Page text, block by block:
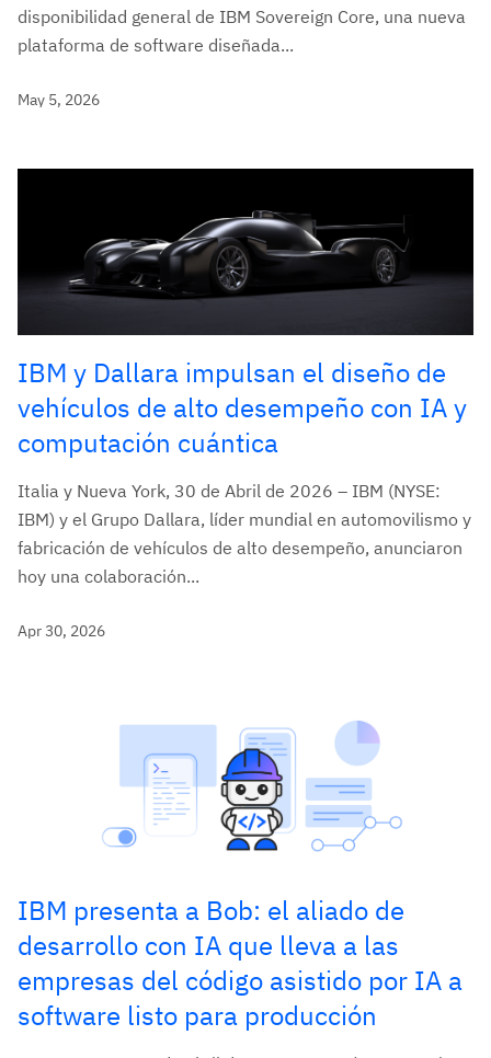
disponibilidad general de IBM Sovereign Core, una nueva
plataforma de software diseñada...
May 5, 2026
IBM y Dallara impulsan el diseño de
vehículos de alto desempeño con IA y
computación cuántica
Italia y Nueva York, 30 de Abril de 2026 – IBM (NYSE:
IBM) y el Grupo Dallara, líder mundial en automovilismo y
fabricación de vehículos de alto desempeño, anunciaron
hoy una colaboración...
Apr 30, 2026
IBM presenta a Bob: el aliado de
desarrollo con IA que lleva a las
empresas del código asistido por IA a
software listo para producción